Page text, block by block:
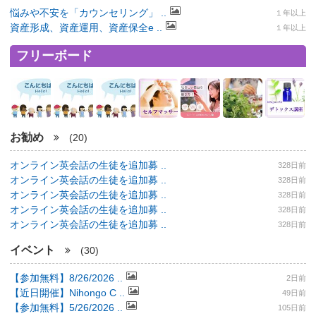
悩みや不安を「カウンセリング」 .. １年以上
資産形成、資産運用、資産保全e .. １年以上
フリーボード
お勧め (20)
オンライン英会話の生徒を追加募 .. 328日前
オンライン英会話の生徒を追加募 .. 328日前
オンライン英会話の生徒を追加募 .. 328日前
オンライン英会話の生徒を追加募 .. 328日前
オンライン英会話の生徒を追加募 .. 328日前
イベント (30)
【参加無料】8/26/2026 .. 2日前
【近日開催】Nihongo C .. 49日前
【参加無料】5/26/2026 .. 105日前